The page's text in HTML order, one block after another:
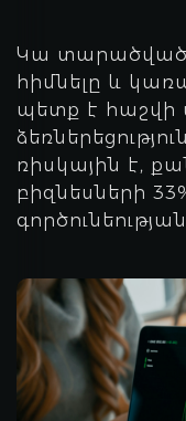
Կա տարածված
հիմնելը և
պետք է հաշվի
ռիսկային է,
բիզնեսների